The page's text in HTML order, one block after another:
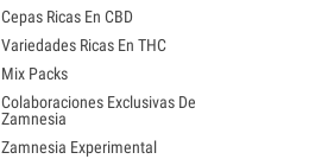
Cepas Ricas En CBD
Variedades Ricas En THC
Mix Packs
Colaboraciones Exclusivas De
Zamnesia
Zamnesia Experimental